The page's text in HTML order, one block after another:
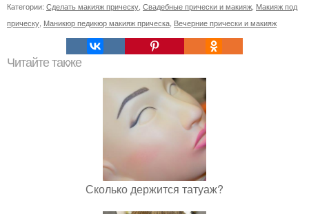
Категории: Сделать макияж прическу Свадебные прически и макияж Макияж под
прическу Маникюр педикюр макияж прическа Вечерние прически и макияж
Читайте также
Сколько держится татуаж?